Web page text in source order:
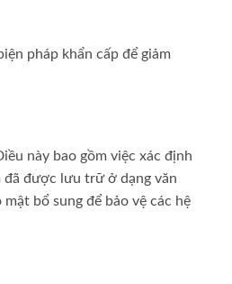
pháp khẩn cấp để giảm
này bao gồm việc xác định
đã được lưu trữ ở dạng văn
bổ sung để bảo vệ các hệ